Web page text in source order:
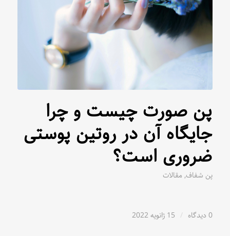
پن صورت چیست و چرا
جایگاه آن در روتین پوستی
ضروری است؟
پن شفاف, مقالات
0 دیدگاه / 15 ژانویه 2022